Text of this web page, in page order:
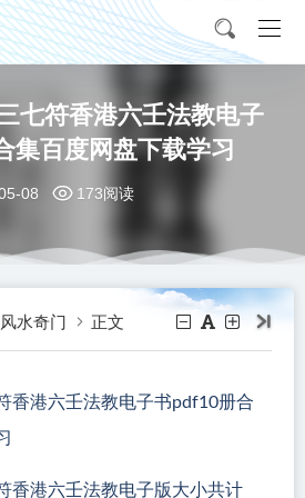
七符香港六壬法教电子
集百度网盘下载学习
08 173阅读
风水奇门 正文
香港六壬法教电子书pdf10册合
香港六壬法教电子版大小共计